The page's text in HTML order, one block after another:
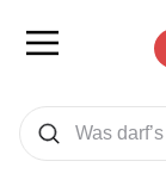
Was wollen Sie suchen
Suchen